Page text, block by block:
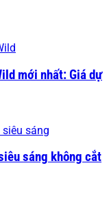
mới nhất: Giá dự
sáng không cắt